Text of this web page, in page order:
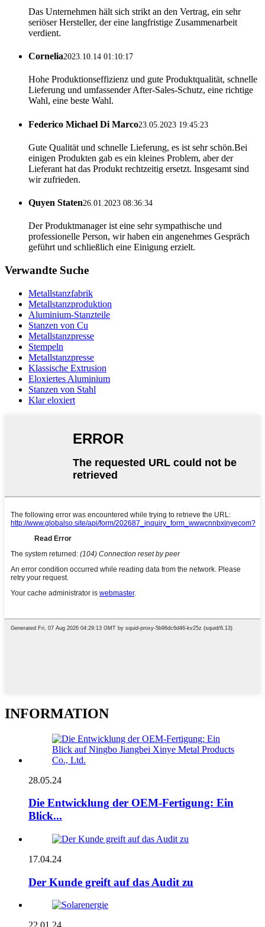
Das Unternehmen hält sich strikt an den Vertrag, ein sehr
seriöser Hersteller, der eine langfristige Zusammenarbeit
verdient.
Cornelia2023.10.14 01:10:17
Hohe Produktionseffizienz und gute Produktqualität, schnelle
Lieferung und umfassender After-Sales-Schutz, eine richtige
Wahl, eine beste Wahl.
Federico Michael Di Marco23.05.2023 19:45:23
Gute Qualität und schnelle Lieferung, es ist sehr schön.Bei
einigen Produkten gab es ein kleines Problem, aber der
Lieferant hat das Produkt rechtzeitig ersetzt. Insgesamt sind
wir zufrieden.
Quyen Staten26.01.2023 08:36:34
Der Produktmanager ist eine sehr sympathische und
professionelle Person, wir haben ein angenehmes Gespräch
geführt und schließlich eine Einigung erzielt.
Verwandte Suche
Metallstanzfabrik
Metallstanzproduktion
Aluminium-Stanzteile
Stanzen von Cu
Metallstanzpresse
Stempeln
Metallstanzpresse
Klassische Extrusion
Eloxiertes Aluminium
Stanzen von Stahl
Klar eloxiert
INFORMATION
28.05.24
Die Entwicklung der OEM-Fertigung: Ein
Blick...
17.04.24
Der Kunde greift auf das Audit zu